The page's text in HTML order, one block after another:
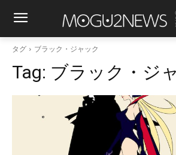
タグ ブラック・ジャック
Tag: ブラック・ジ